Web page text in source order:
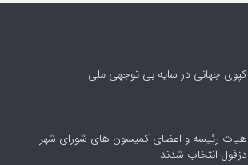
کپوی جهانی در سایه بی توجهی ملی
هیات رئیسه و اعضای کمیسون های شورای شهر
دزفول انتخاب شدند